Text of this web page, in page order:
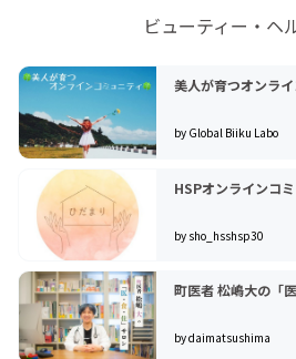
一般社団法人アウロラテラス 理事
オークフィールド八幡平 顧問日本
＜経歴＞
埼玉県庁から場末のバー、中小企業
新会社の創業から完成した組織まで
き、そこでしか見えない景色をたく
中小企業の立上げから事業再生、海
シニア向け高齢者住宅事業、地方創
ティの場づくりまで、自分が楽しい
ず首を突っ込んでいます。
ビューティー・ヘ
美人が育つオンラ
by Global Biiku Labo
HSPオンラインコ
by sho_hsshsp30
町医者 松嶋大の「
by daimatsushima